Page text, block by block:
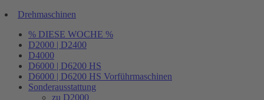
Drehmaschinen
% DIESE WOCHE %
D2000 | D2400
D4000
D6000 | D6200 HS
D6000 | D6200 HS Vorführmaschinen
Sonderausstattung
zu D2000